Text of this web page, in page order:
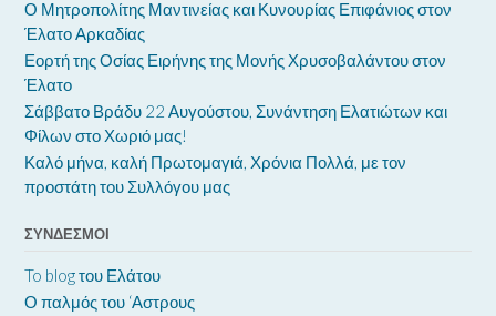
Ο Μητροπολίτης Μαντινείας και Κυνουρίας Επιφάνιος στον
Έλατο Αρκαδίας
Εορτή της Οσίας Ειρήνης της Μονής Χρυσοβαλάντου στον
Έλατο
Σάββατο Βράδυ 22 Αυγούστου, Συνάντηση Ελατιώτων και
Φίλων στο Χωριό μας!
Καλό μήνα, καλή Πρωτομαγιά, Χρόνια Πολλά, με τον
προστάτη του Συλλόγου μας
ΣΎΝΔΕΣΜΟΙ
To blog του Ελάτου
Ο παλμός του ‘Αστρους